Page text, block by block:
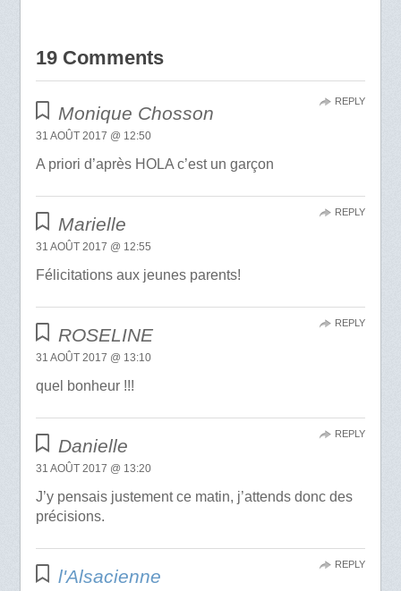
19 Comments
Monique Chosson
31 AOÛT 2017 @ 12:50
A priori d’après HOLA c’est un garçon
REPLY
Marielle
31 AOÛT 2017 @ 12:55
Félicitations aux jeunes parents!
REPLY
ROSELINE
31 AOÛT 2017 @ 13:10
quel bonheur !!!
REPLY
Danielle
31 AOÛT 2017 @ 13:20
J’y pensais justement ce matin, j’attends donc des
précisions.
REPLY
l'Alsacienne
REPLY